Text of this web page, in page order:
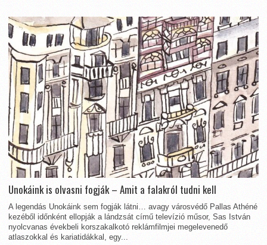
Unokáink is olvasni fogják – Amit a falakról tudni kell
A legendás Unokáink sem fogják látni… avagy városvédő Pallas Athéné
kezéből időnként ellopják a lándzsát című televízió műsor, Sas István
nyolcvanas évekbeli korszakalkotó reklámfilmjei megelevenedő
atlaszokkal és kariatidákkal, egy...